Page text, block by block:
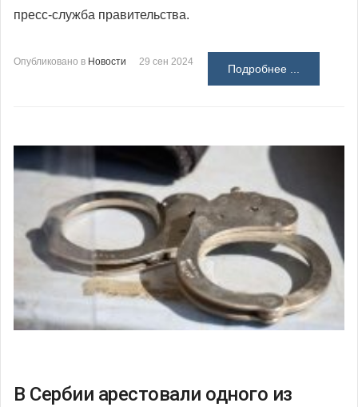
пресс-служба правительства.
Опубликовано в Новости 29 сен 2024
Подробнее ...
В Сербии арестовали одного из